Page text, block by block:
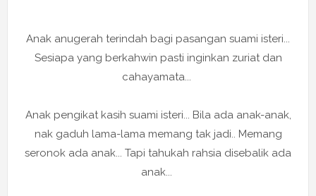
Anak anugerah terindah bagi pasangan suami isteri...
Sesiapa yang berkahwin pasti inginkan zuriat dan
cahayamata...
Anak pengikat kasih suami isteri... Bila ada anak-anak,
nak gaduh lama-lama memang tak jadi.. Memang
seronok ada anak... Tapi tahukah rahsia disebalik ada
anak...